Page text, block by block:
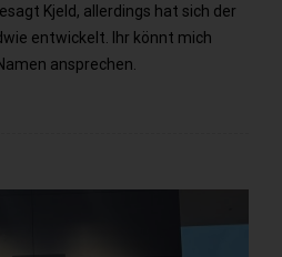
Kjeld, allerdings hat sich der
entwickelt. Ihr könnt mich
ansprechen.